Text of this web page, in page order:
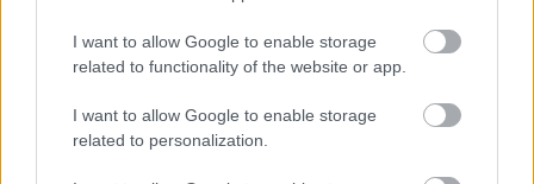
I want to allow Google to enable storage
related to functionality of the website or app.
I want to allow Google to enable storage
related to personalization.